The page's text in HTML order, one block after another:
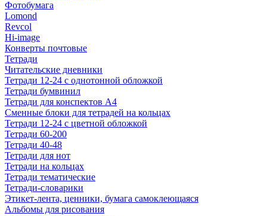
Фотобумага
Lomond
Revcol
Hi-image
Конверты почтовые
Тетради
Читательские дневники
Тетради 12-24 с однотонной обложкой
Тетради бумвинил
Тетради для конспектов А4
Сменные блоки для тетрадей на кольцах
Тетради 12-24 с цветной обложкой
Тетради 60-200
Тетради 40-48
Тетради для нот
Тетради на кольцах
Тетради тематические
Тетради-словарики
Этикет-лента, ценники, бумага самоклеющаяся
Альбомы для рисования